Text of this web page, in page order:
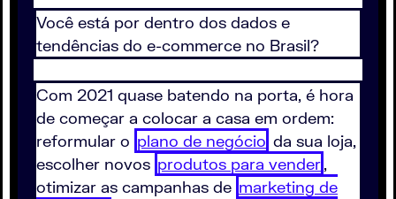
Você está por dentro dos dados e
tendências do e-commerce no Brasil?
Com 2021 quase batendo na porta, é hora
de começar a colocar a casa em ordem:
reformular o plano de negócio da sua loja,
escolher novos produtos para vender,
otimizar as campanhas de marketing de